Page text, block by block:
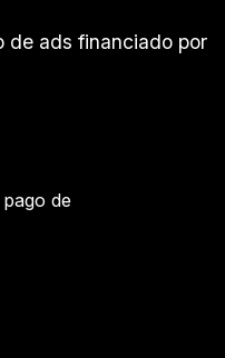
de ads financiado por
de